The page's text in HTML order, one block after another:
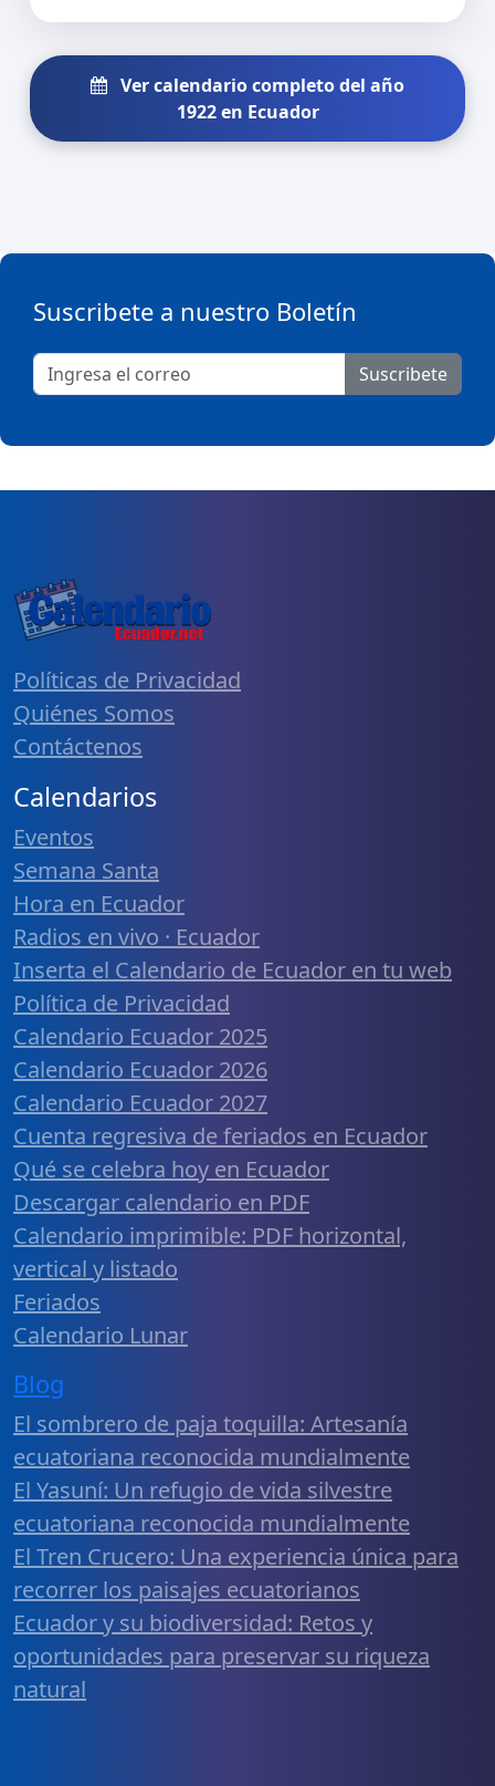
Ver calendario completo del año
1922 en Ecuador
Suscribete a nuestro Boletín
Suscribete
Políticas de Privacidad
Quiénes Somos
Contáctenos
Calendarios
Eventos
Semana Santa
Hora en Ecuador
Radios en vivo · Ecuador
Inserta el Calendario de Ecuador en tu web
Política de Privacidad
Calendario Ecuador 2025
Calendario Ecuador 2026
Calendario Ecuador 2027
Cuenta regresiva de feriados en Ecuador
Qué se celebra hoy en Ecuador
Descargar calendario en PDF
Calendario imprimible: PDF horizontal,
vertical y listado
Feriados
Calendario Lunar
Blog
El sombrero de paja toquilla: Artesanía
ecuatoriana reconocida mundialmente
El Yasuní: Un refugio de vida silvestre
ecuatoriana reconocida mundialmente
El Tren Crucero: Una experiencia única para
recorrer los paisajes ecuatorianos
Ecuador y su biodiversidad: Retos y
oportunidades para preservar su riqueza
natural